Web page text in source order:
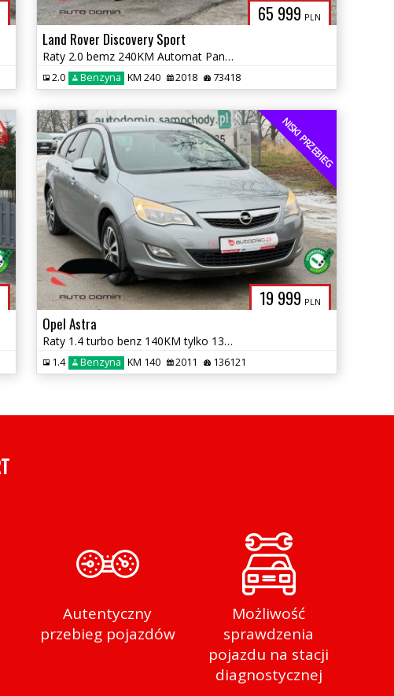
65 999 PLN
Land Rover Discovery Sport
Raty 2.0 bemz 240KM Automat Panorama Skóra tylko 73 tys km Gwarancja
2.0 Benzyna KM 240 2018 73418
19 999 PLN
NISKI PRZEBIEG
Opel Astra
Raty 1.4 turbo benz 140KM tylko 136tys km Klimatronic Gwarancja
1.4 Benzyna KM 140 2011 136121
Autentyczny
przebieg pojazdów
Możliwość
sprawdzenia
pojazdu na stacji
diagnostycznej